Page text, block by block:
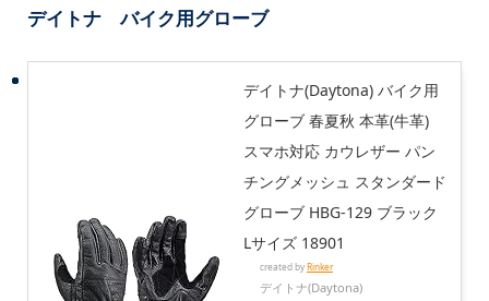
デイトナ バイク用グローブ
デイトナ(Daytona) バイク用
グローブ 春夏秋 本革(牛革)
スマホ対応 カウレザー パン
チングメッシュ スタンダード
グローブ HBG-129 ブラック
Lサイズ 18901
created byRinker
デイトナ(Daytona)